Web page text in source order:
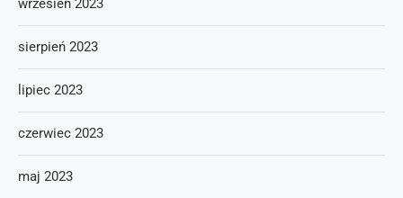
wrzesień 2023
sierpień 2023
lipiec 2023
czerwiec 2023
maj 2023